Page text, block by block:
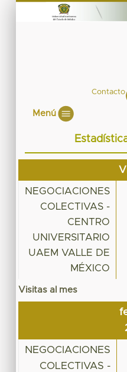
Contacto
Menú
NEGOCIACIONES
COLECTIVAS -
CENTRO
UNIVERSITARIO
UAEM VALLE DE
MÉXICO
Visitas al mes
NEGOCIACIONES
COLECTIVAS -